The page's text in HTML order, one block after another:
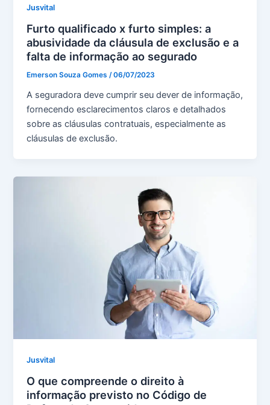
Jusvital
Furto qualificado x furto simples: a
abusividade da cláusula de exclusão e a
falta de informação ao segurado
Emerson Souza Gomes/06/07/2023
A seguradora deve cumprir seu dever de informação,
fornecendo esclarecimentos claros e detalhados
sobre as cláusulas contratuais, especialmente as
cláusulas de exclusão.
Jusvital
O que compreende o direito à
informação previsto no Código de